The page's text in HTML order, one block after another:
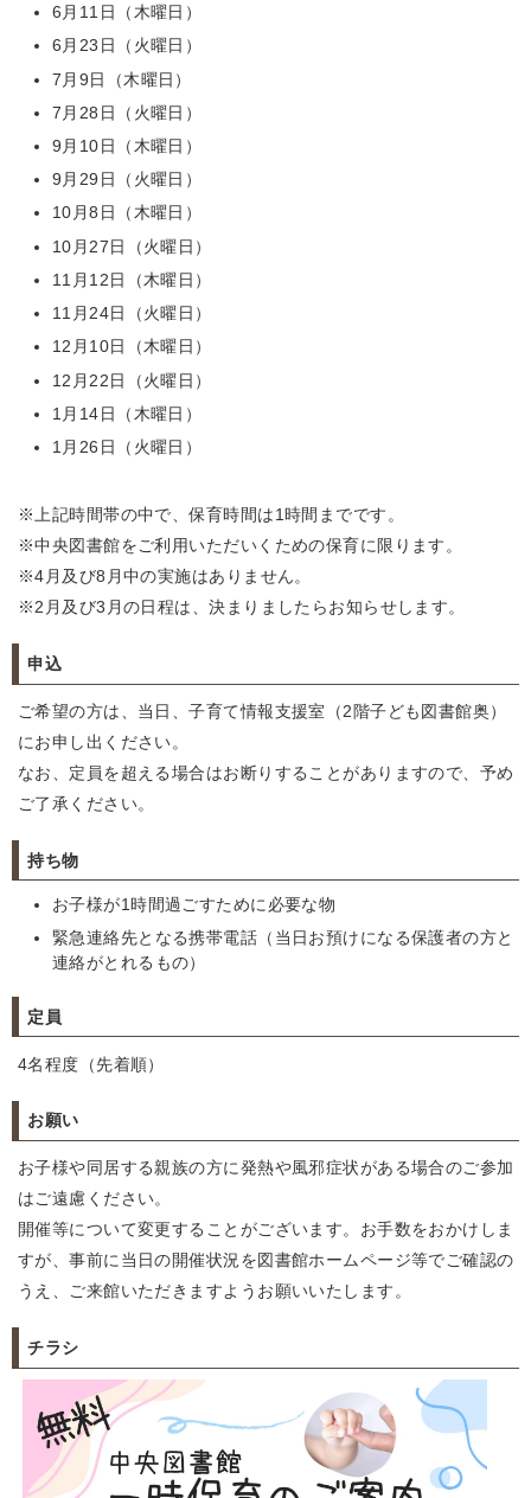
6月11日（木曜日）
6月23日（火曜日）
7月9日（木曜日）
7月28日（火曜日）
9月10日（木曜日）
9月29日（火曜日）
10月8日（木曜日）
10月27日（火曜日）
11月12日（木曜日）
11月24日（火曜日）
12月10日（木曜日）
12月22日（火曜日）
1月14日（木曜日）
1月26日（火曜日）
※上記時間帯の中で、保育時間は1時間までです。
※中央図書館をご利用いただいくための保育に限ります。
※4月及び8月中の実施はありません。
※2月及び3月の日程は、決まりましたらお知らせします。
申込
ご希望の方は、当日、子育て情報支援室（2階子ども図書館奥）
にお申し出ください。
なお、定員を超える場合はお断りすることがありますので、予め
ご了承ください。
持ち物
お子様が1時間過ごすために必要な物
緊急連絡先となる携帯電話（当日お預けになる保護者の方と
連絡がとれるもの）
定員
4名程度（先着順）
お願い
お子様や同居する親族の方に発熱や風邪症状がある場合のご参加
はご遠慮ください。
開催等について変更することがございます。お手数をおかけしま
すが、事前に当日の開催状況を図書館ホームページ等でご確認の
うえ、ご来館いただきますようお願いいたします。
チラシ